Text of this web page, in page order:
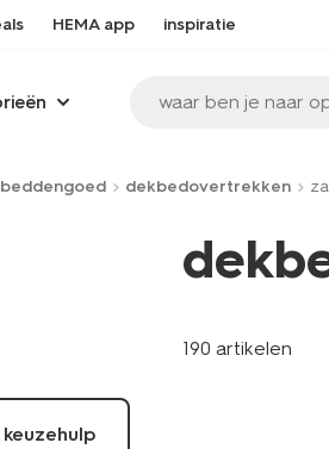
HEMA app inspiratie
waar ben je naar
beddengoed dekbedovertrekken
190 artikelen